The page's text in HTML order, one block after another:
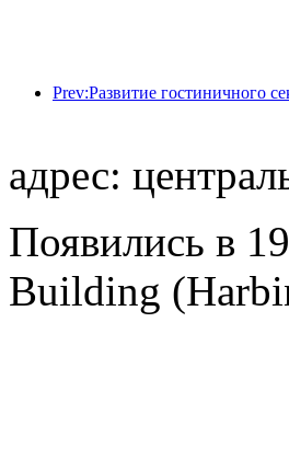
адрес:
Появились в
Building